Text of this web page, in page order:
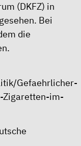
(DKFZ) in
Bei
die
Gefaehrlicher-
Zigaretten-im-